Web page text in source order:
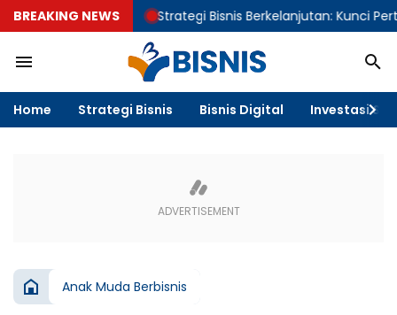
BREAKING NEWSStrategi Bisnis Berkelanjutan: Kunci
Home Strategi Bisnis Bisnis Digital Investasi &
Anak Muda Berbisnis